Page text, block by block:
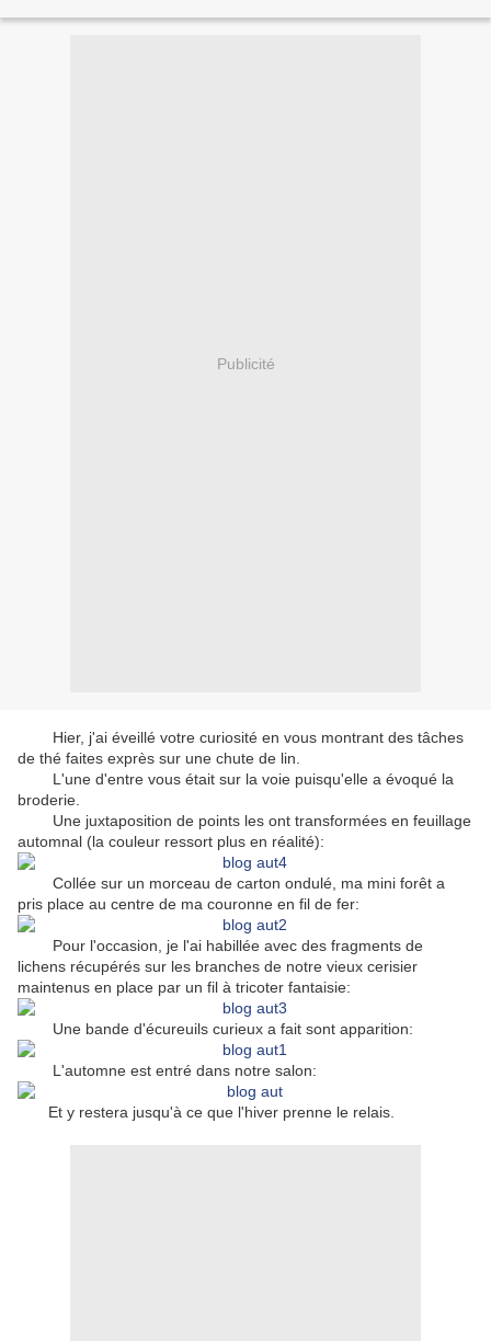
Publicité
Hier, j'ai éveillé votre curiosité en vous montrant des tâches
de thé faites exprès sur une chute de lin.
L'une d'entre vous était sur la voie puisqu'elle a évoqué la
broderie.
Une juxtaposition de points les ont transformées en feuillage
automnal (la couleur ressort plus en réalité):
Collée sur un morceau de carton ondulé, ma mini forêt a
pris place au centre de ma couronne en fil de fer:
Pour l'occasion, je l'ai habillée avec des fragments de
lichens récupérés sur les branches de notre vieux cerisier
maintenus en place par un fil à tricoter fantaisie:
Une bande d'écureuils curieux a fait sont apparition:
L'automne est entré dans notre salon:
Et y restera jusqu'à ce que l'hiver prenne le relais.